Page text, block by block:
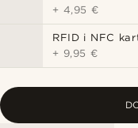
+ 4,95 €
RFID i NFC
+ 9,95 €